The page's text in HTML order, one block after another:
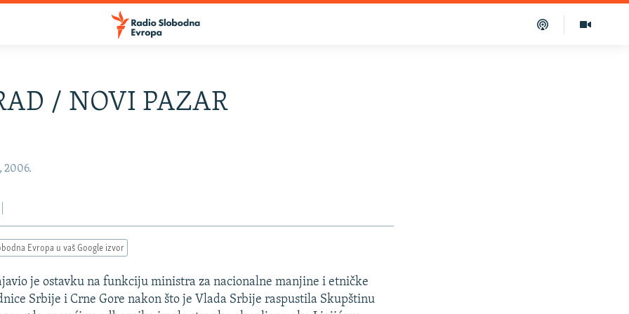
/ NOVI PAZAR
2006.
Evropa u vaš Google izvor
je ostavku na funkciju ministra za nacionalne manjine i etničke
Srbije i Crne Gore nakon što je Vlada Srbije raspustila Skupštinu